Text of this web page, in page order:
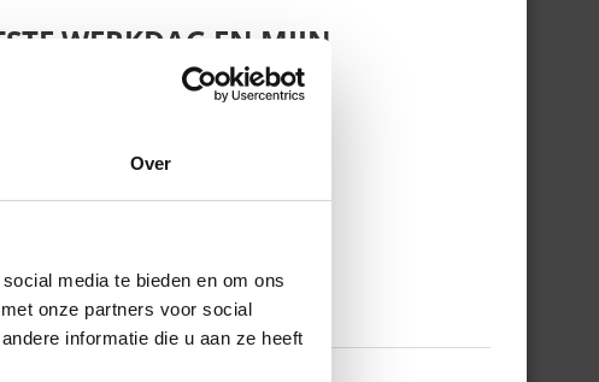
Over
media te bieden en om ons
onze partners voor social
informatie die u aan ze heeft
WERKDAG EN MIJN